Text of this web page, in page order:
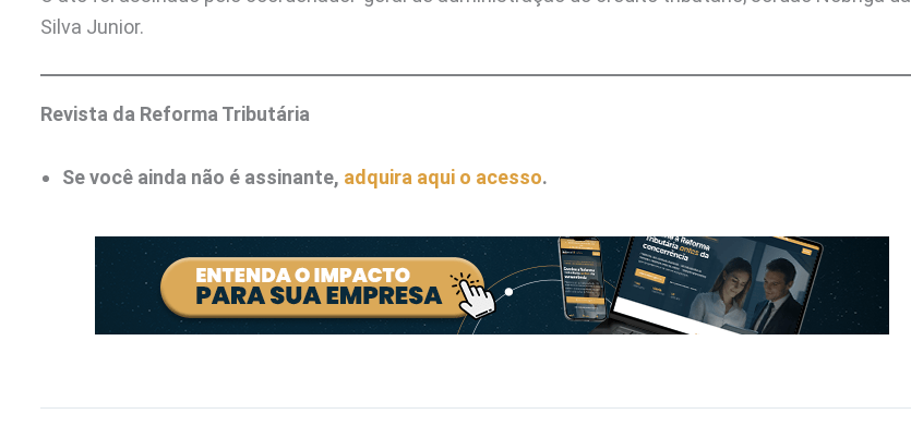
Silva Junior.
Revista da Reforma Tributária
Se você ainda não é assinante, adquira aqui o acesso.